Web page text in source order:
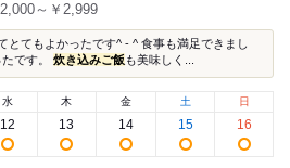
2,000～￥2,999
とてもよかったです^ - ^ 食事も満足できまし
です。 炊き込みご飯 も美味しく...
水
12
木
13
金
14
土
15
日
16